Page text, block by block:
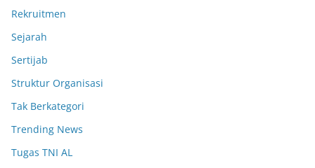
Rekruitmen
Sejarah
Sertijab
Struktur Organisasi
Tak Berkategori
Trending News
Tugas TNI AL